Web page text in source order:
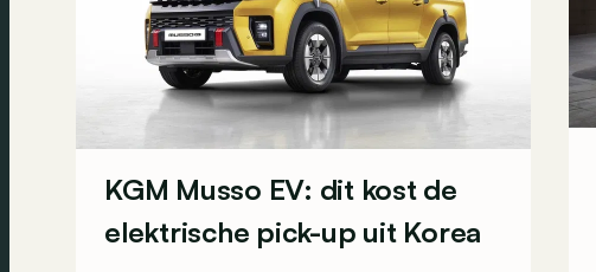
KGM Musso EV: dit kost de
elektrische pick-up uit Korea